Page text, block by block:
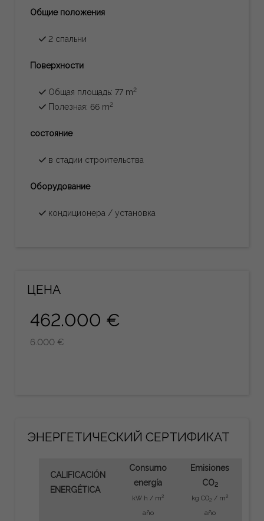
Общие положения
2 спальни
Поверхности
Общая площадь: 77 m2
Полезная: 66 m2
состояние
в стадии строительства
Oборудование
кондиционера / установка
ЦЕНА
462.000 €
6.000 €
ЭНЕРГЕТИЧЕСКИЙ СЕРТИФИКАТ
CALIFICACIÓN
ENERGÉTICA
Consumo
energía
kW h / m2
año
Emisiones
CO2
kg CO2 / m2
año